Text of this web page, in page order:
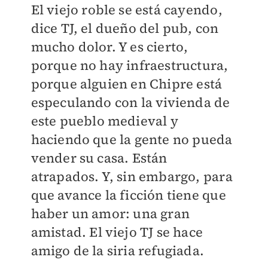
El viejo roble se está cayendo,
dice TJ, el dueño del pub, con
mucho dolor. Y es cierto,
porque no hay infraestructura,
porque alguien en Chipre está
especulando con la vivienda de
este pueblo medieval y
haciendo que la gente no pueda
vender su casa. Están
atrapados. Y, sin embargo, para
que avance la ficción tiene que
haber un amor: una gran
amistad. El viejo TJ se hace
amigo de la siria refugiada.